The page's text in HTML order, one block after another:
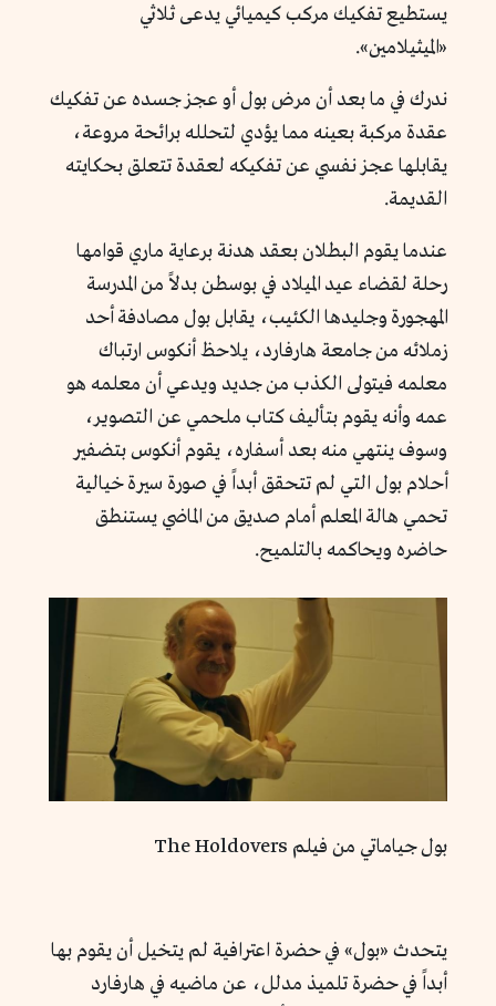
يستطيع تفكيك مركب كيميائي يدعى ثلاثي
«الميثيلامين».
ندرك في ما بعد أن مرض بول أو عجز جسده عن تفكيك
عقدة مركبة بعينه مما يؤدي لتحلله برائحة مروعة،
يقابلها عجز نفسي عن تفكيكه لعقدة تتعلق بحكايته
القديمة.
عندما يقوم البطلان بعقد هدنة برعاية ماري قوامها
رحلة لقضاء عيد الميلاد في بوسطن بدلاً من المدرسة
المهجورة وجليدها الكئيب، يقابل بول مصادفة أحد
زملائه من جامعة هارفارد، يلاحظ أنكوس ارتباك
معلمه فيتولى الكذب من جديد ويدعي أن معلمه هو
عمه وأنه يقوم بتأليف كتاب ملحمي عن التصوير،
وسوف ينتهي منه بعد أسفاره، يقوم أنكوس بتضفير
أحلام بول التي لم تتحقق أبداً في صورة سيرة خيالية
تحمي هالة المعلم أمام صديق من الماضي يستنطق
حاضره ويحاكمه بالتلميح.
بول جياماتي من فيلم The Holdovers
يتحدث «بول» في حضرة اعترافية لم يتخيل أن يقوم بها
أبداً في حضرة تلميذ مدلل، عن ماضيه في هارفارد